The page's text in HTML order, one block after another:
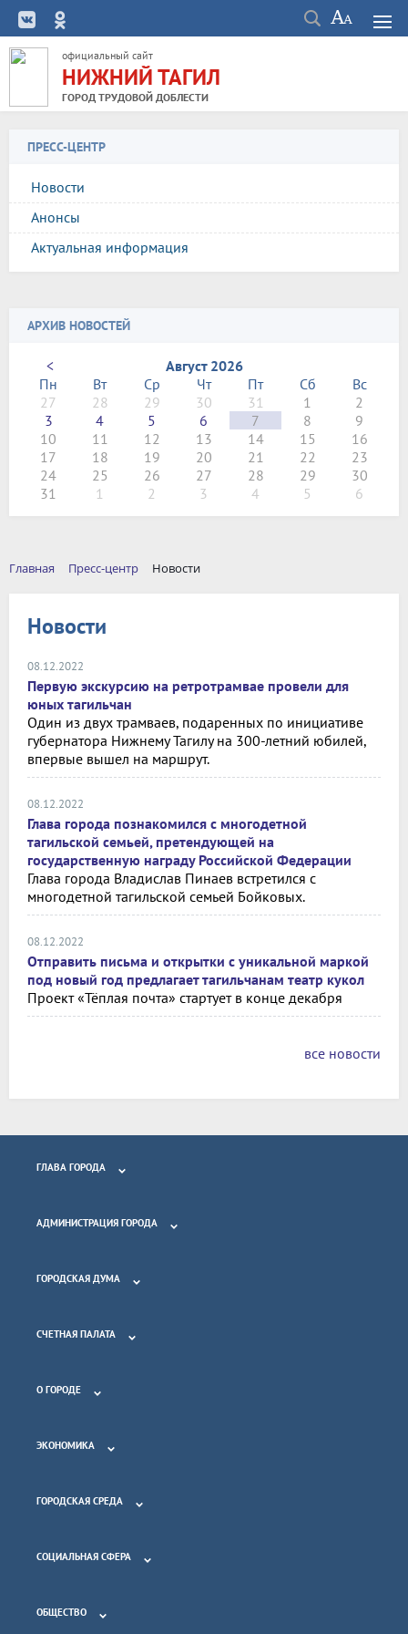
официальный сайт
НИЖНИЙ ТАГИЛ
ГОРОД ТРУДОВОЙ ДОБЛЕСТИ
ПРЕСС-ЦЕНТР
Новости
Анонсы
Актуальная информация
АРХИВ НОВОСТЕЙ
<
Август 2026
Пн
Вт Ср Чт Пт Сб
Вс
27
28 29 30 31 1
2
3
4 5 6 7 8
9
10
11 12 13 14 15
16
17
18 19 20 21 22
23
24
25 26 27 28 29
30
31
1 2 3 4 5 6
Главная Пресс-центр Новости
Новости
08.12.2022
Первую экскурсию на ретротрамвае провели для
юных тагильчан
Один из двух трамваев, подаренных по инициативе
губернатора Нижнему Тагилу на 300-летний юбилей,
впервые вышел на маршрут.
08.12.2022
Глава города познакомился с многодетной
тагильской семьей, претендующей на
государственную награду Российской Федерации
Глава города Владислав Пинаев встретился с
многодетной тагильской семьей Бойковых.
08.12.2022
Отправить письма и открытки с уникальной маркой
под новый год предлагает тагильчанам театр кукол
Проект «Тёплая почта» стартует в конце декабря
все новости
ГЛАВА ГОРОДА
АДМИНИСТРАЦИЯ ГОРОДА
ГОРОДСКАЯ ДУМА
СЧЕТНАЯ ПАЛАТА
О ГОРОДЕ
ЭКОНОМИКА
ГОРОДСКАЯ СРЕДА
СОЦИАЛЬНАЯ СФЕРА
ОБЩЕСТВО